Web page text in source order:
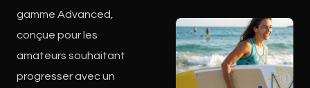
gamme Advanced,
conçue pour les
amateurs souhaitant
progresser avec un